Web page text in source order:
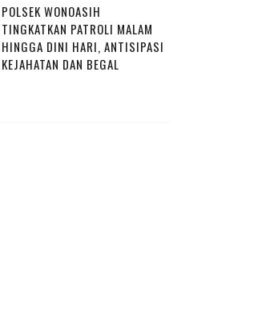
POLSEK WONOASIH
TINGKATKAN PATROLI MALAM
HINGGA DINI HARI, ANTISIPASI
KEJAHATAN DAN BEGAL